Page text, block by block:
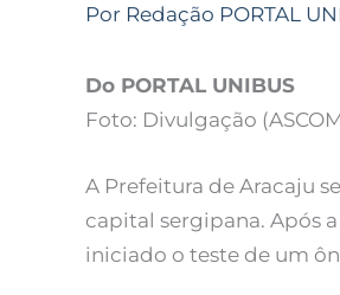
Por Redação PORTAL
Do PORTAL UNIBUS
Foto: Divulgação
A Prefeitura de Aracaju
capital sergipana. Após
iniciado o teste de um